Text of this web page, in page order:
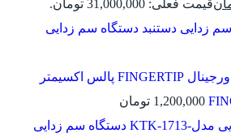
قیمت فعلی: 31,000,000 تومان.
دستنبد دستگاه سم زدایی
پالس اکسیمتر
1,200,000 تومان
دستگاه سم زدایی